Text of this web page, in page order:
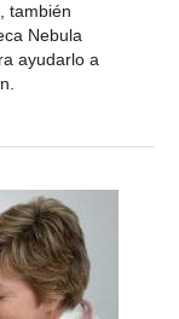
también
Nebula
ayudarlo a